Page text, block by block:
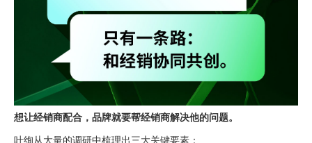
想让经销商配合，品牌就要帮经销商解决他的问题。
叶绚从大量的调研中梳理出三大关键要素：